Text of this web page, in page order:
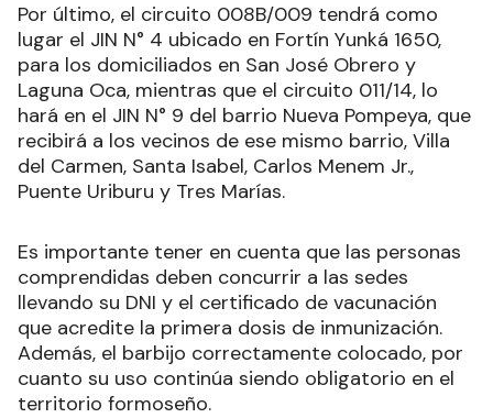
Por último, el circuito 008B/009 tendrá como
lugar el JIN N° 4 ubicado en Fortín Yunká 1650,
para los domiciliados en San José Obrero y
Laguna Oca, mientras que el circuito 011/14, lo
hará en el JIN N° 9 del barrio Nueva Pompeya, que
recibirá a los vecinos de ese mismo barrio, Villa
del Carmen, Santa Isabel, Carlos Menem Jr.,
Puente Uriburu y Tres Marías.
Es importante tener en cuenta que las personas
comprendidas deben concurrir a las sedes
llevando su DNI y el certificado de vacunación
que acredite la primera dosis de inmunización.
Además, el barbijo correctamente colocado, por
cuanto su uso continúa siendo obligatorio en el
territorio formoseño.